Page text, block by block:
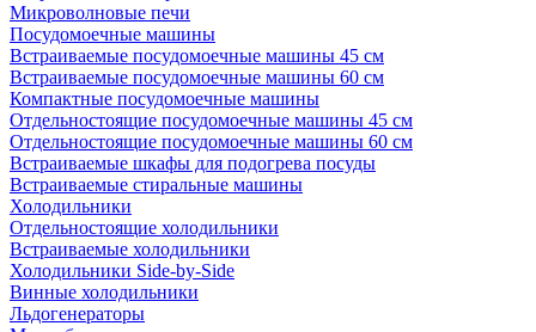
Микроволновые печи
Посудомоечные машины
Встраиваемые посудомоечные машины 45 см
Встраиваемые посудомоечные машины 60 см
Компактные посудомоечные машины
Отдельностоящие посудомоечные машины 45 см
Отдельностоящие посудомоечные машины 60 см
Встраиваемые шкафы для подогрева посуды
Встраиваемые стиральные машины
Холодильники
Отдельностоящие холодильники
Встраиваемые холодильники
Холодильники Side-by-Side
Винные холодильники
Льдогенераторы